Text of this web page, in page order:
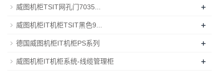
威图机柜TSIT网孔门7035... +
威图机柜IT机柜TSIT黑色9... +
德国威图机柜IT机柜PS系列 +
威图机柜IT机柜系统-线缆管理柜 +